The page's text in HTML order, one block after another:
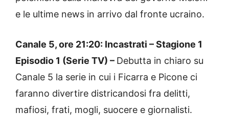
e le ultime news in arrivo dal fronte ucraino.
Canale 5, ore 21:20: Incastrati – Stagione 1
Episodio 1 (Serie TV) – Debutta in chiaro su
Canale 5 la serie in cui i Ficarra e Picone ci
faranno divertire districandosi fra delitti,
mafiosi, frati, mogli, suocere e giornalisti.